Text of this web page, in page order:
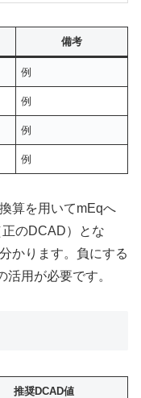
備考
例
例
例
例
算を用いてmEqへ
正のDCAD）とな
かります。負にする
用が必要です。
推奨DCAD値